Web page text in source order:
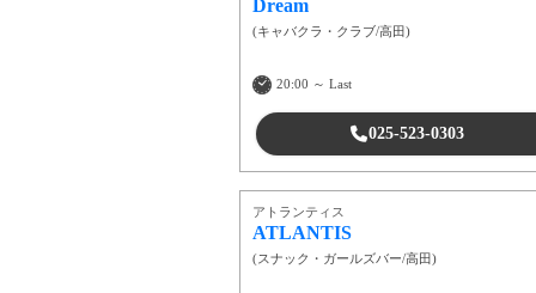
Dream
(キャバクラ・クラブ/高田)
20:00 ～ Last
025-523-0303
アトランティス
ATLANTIS
(スナック・ガールズバー/高田)